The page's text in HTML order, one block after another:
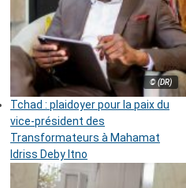
© (DR)
Tchad : plaidoyer pour la paix du
vice-président des
Transformateurs à Mahamat
Idriss Deby Itno